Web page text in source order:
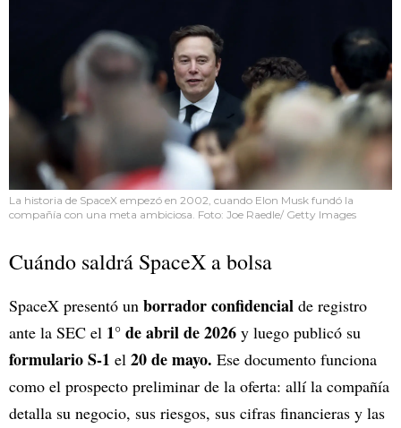
La historia de SpaceX empezó en 2002, cuando Elon Musk fundó la
compañía con una meta ambiciosa. Foto: Joe Raedle/ Getty Images
Cuándo saldrá SpaceX a bolsa
SpaceX presentó un borrador confidencial de registro
ante la SEC el 1° de abril de 2026 y luego publicó su
formulario S-1 el 20 de mayo. Ese documento funciona
como el prospecto preliminar de la oferta: allí la compañía
detalla su negocio, sus riesgos, sus cifras financieras y las